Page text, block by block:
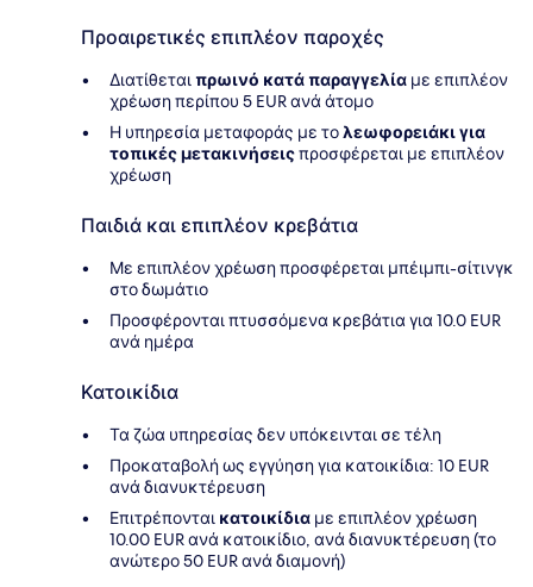
Προαιρετικές επιπλέον παροχές
Διατίθεταιπρωινό κατά παραγγελία με επιπλέον
χρέωση περίπου 5 EUR ανά άτομο
Η υπηρεσία μεταφοράς με τολεωφορειάκι για
τοπικές μετακινήσειςπροσφέρεται με επιπλέον
χρέωση
Παιδιά και επιπλέον κρεβάτια
Με επιπλέον χρέωση προσφέρεται μπέιμπι-σίτινγκ
στο δωμάτιο
Προσφέρονται πτυσσόμενα κρεβάτια για 10.0 EUR
ανά ημέρα
Κατοικίδια
Τα ζώα υπηρεσίας δεν υπόκεινται σε τέλη
Προκαταβολή ως εγγύηση για κατοικίδια: 10 EUR
ανά διανυκτέρευση
Επιτρέπονται κατοικίδια με επιπλέον χρέωση
10.00 EUR ανά κατοικίδιο, ανά διανυκτέρευση (το
ανώτερο 50 EUR ανά διαμονή)